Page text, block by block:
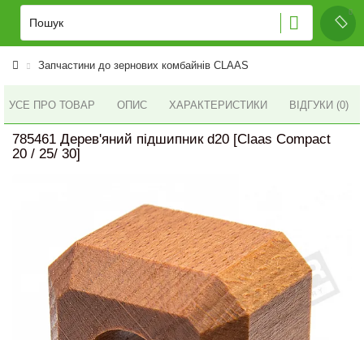
Запчастини до зернових комбайнів CLAAS
УСЕ ПРО ТОВАР ОПИС ХАРАКТЕРИСТИКИ ВІДГУКИ (0)
785461 Дерев'яний підшипник d20 [Claas Compact
20 / 25/ 30]